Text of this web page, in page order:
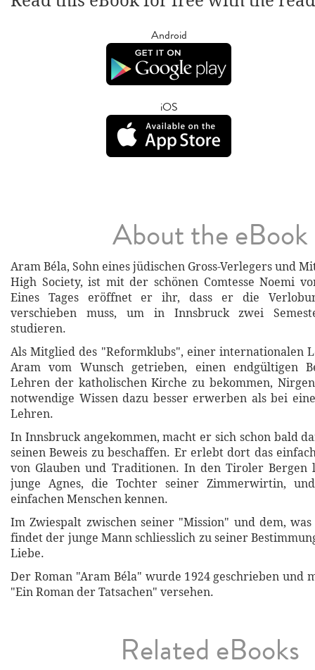
Android
iOS
About the eBook
Aram Béla, Sohn eines jüdischen Gross-Verlegers und
High Society, ist mit der schönen Comtesse Noemi
Eines Tages eröffnet er ihr, dass er die
verschieben muss, um in Innsbruck zwei
studieren.
Als Mitglied des "Reformklubs", einer internationalen
Aram vom Wunsch getrieben, einen endgültigen
Lehren der katholischen Kirche zu bekommen,
notwendige Wissen dazu besser erwerben als bei
Lehren.
In Innsbruck angekommen, macht er sich schon bald
seinen Beweis zu beschaffen. Er erlebt dort das
von Glauben und Traditionen. In den Tiroler
junge Agnes, die Tochter seiner Zimmerwirtin,
einfachen Menschen kennen.
Im Zwiespalt zwischen seiner "Mission" und dem,
findet der junge Mann schliesslich zu seiner
Liebe.
Der Roman "Aram Béla" wurde 1924 geschrieben und
"Ein Roman der Tatsachen" versehen.
Related eBooks